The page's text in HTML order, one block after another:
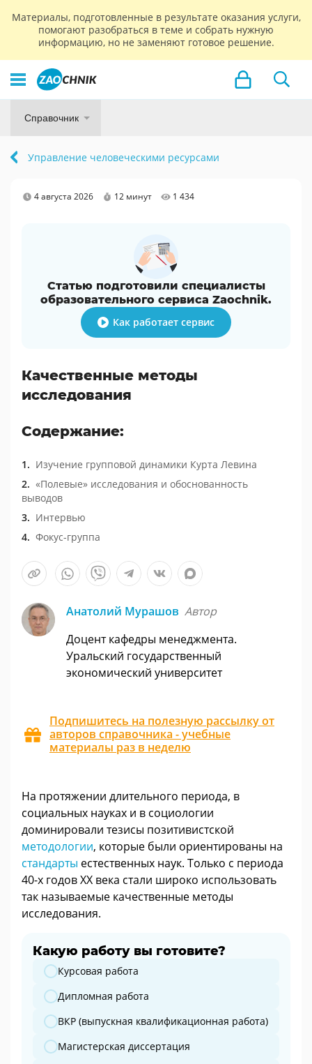
Материалы, подготовленные в результате оказания услуги,
помогают разобраться в теме и собрать нужную
информацию, но не заменяют готовое решение.
Справочник
Управление человеческими ресурсами
4 августа 2026 12 минут 1 434
Статью подготовили специалисты
образовательного сервиса Zaochnik.
Как работает сервис
Качественные методы
исследования
Содержание:
Изучение групповой динамики Курта Левина
«Полевые» исследования и обоснованность
выводов
Интервью
Фокус-группа
Анатолий Мурашов Автор
Доцент кафедры менеджмента.
Уральский государственный
экономический университет
Подпишитесь на полезную рассылку от
авторов справочника - учебные
материалы раз в неделю
На протяжении длительного периода, в
социальных науках и в социологии
доминировали тезисы позитивистской
методологии, которые были ориентированы на
стандарты естественных наук. Только с периода
40-х годов XX века стали широко использовать
так называемые качественные методы
исследования.
Какую работу вы готовите?
Какую работу вы готовите?
Курсовая работа
Дипломная работа
ВКР (выпускная квалификационная работа)
Магистерская диссертация